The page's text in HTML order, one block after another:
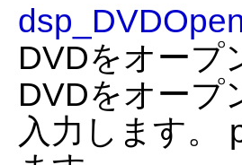
DVDをオープ
DVDをオープ
入力します。